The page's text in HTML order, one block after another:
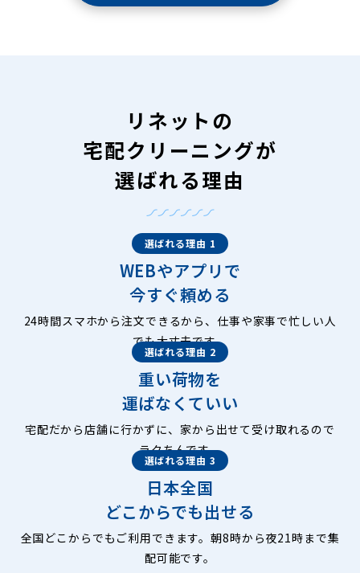
リネットの
宅配クリーニングが
選ばれる理由
選ばれる理由 1
WEBやアプリで
今すぐ頼める
24時間スマホから注文できるから、仕事や家事で忙しい人
でも大丈夫です。
選ばれる理由 2
重い荷物を
運ばなくていい
宅配だから店舗に行かずに、家から出せて受け取れるので
ラクちんです。
選ばれる理由 3
日本全国
どこからでも出せる
全国どこからでもご利用できます。朝8時から夜21時まで集
配可能です。